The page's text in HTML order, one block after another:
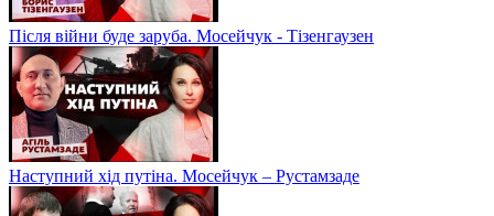
Після війни буде заруба. Мосейчук - Тізенгаузен
Наступний хід путіна. Мосейчук – Рустамзаде